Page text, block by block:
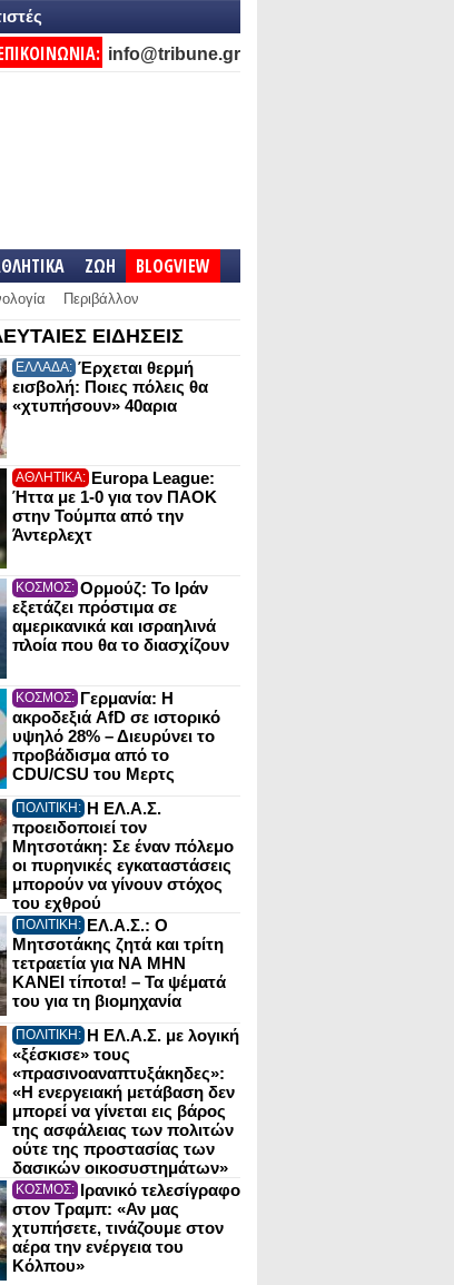
info@tribune.gr
ΖΩΗ BLOGVIEW
Περιβάλλον
ΕΙΔΗΣΕΙΣ
ΕΛΛΑΔΑ: Έρχεται θερμή
εισβολή: Ποιες πόλεις θα
«χτυπήσουν» 40αρια
ΑΘΛΗΤΙΚΑ: Europa League:
Ήττα με 1-0 για τον ΠΑΟΚ
στην Τούμπα από την
Άντερλεχτ
ΚΟΣΜΟΣ: Ορμούζ: Το Ιράν
εξετάζει πρόστιμα σε
αμερικανικά και ισραηλινά
πλοία που θα το διασχίζουν
ΚΟΣΜΟΣ: Γερμανία: Η
ακροδεξιά AfD σε ιστορικό
υψηλό 28% – Διευρύνει το
προβάδισμα από το
CDU/CSU του Μερτς
ΠΟΛΙΤΙΚΗ: Η ΕΛ.Α.Σ.
προειδοποιεί τον
Μητσοτάκη: Σε έναν πόλεμο
οι πυρηνικές εγκαταστάσεις
μπορούν να γίνουν στόχος
του εχθρού
ΠΟΛΙΤΙΚΗ: ΕΛ.Α.Σ.: Ο
Μητσοτάκης ζητά και τρίτη
τετραετία για ΝΑ ΜΗΝ
ΚΑΝΕΙ τίποτα! – Τα ψέματά
του για τη βιομηχανία
ΠΟΛΙΤΙΚΗ: Η ΕΛ.Α.Σ. με λογική
«ξέσκισε» τους
«πρασινοαναπτυξάκηδες»:
«Η ενεργειακή μετάβαση δεν
μπορεί να γίνεται εις βάρος
της ασφάλειας των πολιτών
ούτε της προστασίας των
δασικών οικοσυστημάτων»
ΚΟΣΜΟΣ: Ιρανικό τελεσίγραφο
στον Τραμπ: «Αν μας
χτυπήσετε, τινάζουμε στον
αέρα την ενέργεια του
Κόλπου»